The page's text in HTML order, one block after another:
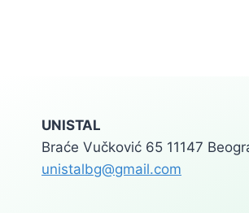
UNISTAL
Braće Vučković 65 11147
unistalbg@gmail.com